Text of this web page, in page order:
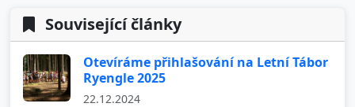
Související články
Otevíráme přihlašování na Letní Tábor
Ryengle 2025
22.12.2024